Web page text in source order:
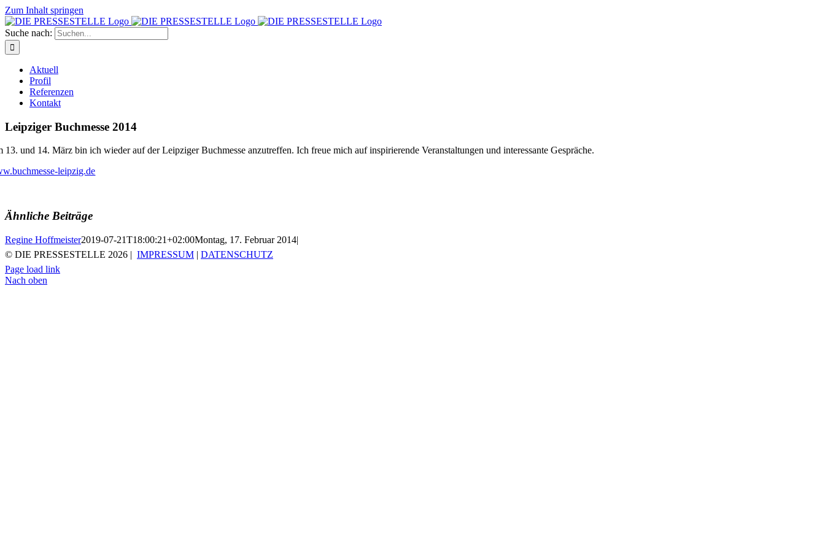
Zum Inhalt springen
Suche nach:
Aktuell
Profil
Referenzen
Kontakt
Leipziger Buchmesse 2014
13. und 14. März bin ich wieder auf der Leipziger Buchmesse anzutreffen. Ich freue mich auf inspirierende Veranstaltungen und interessante Gespräche.
leipzig.de
Ähnliche Beiträge
Regine Hoffmeister2019-07-21T18:00:21+02:00Montag, 17. Februar 2014|
© DIE PRESSESTELLE 2026 | IMPRESSUM | DATENSCHUTZ
Page load link
Nach oben